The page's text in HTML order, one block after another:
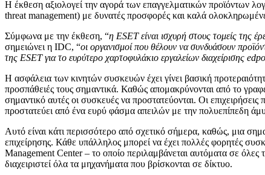
Η έκθεση αξιολογεί την αγορά των επαγγελματικών προϊόντων
threat management) με δυνατές προσφορές και καλά
Σύμφωνα με την έκθεση, “η ESETείναι ισχυρή στους τομείς της
σημειώνει η IDC, “οι οργανισμοί που θέλουν να συνδυάσουν
της ESETγια το ευρύτερο χαρτοφυλάκιο εργαλείων διαχείρισης
Η ασφάλεια των κινητών συσκευών έχει γίνει βασική
προσπάθειές τους σημαντικά. Καθώς απομακρύνονται από το
σημαντικό αυτές οι συσκευές να προστατεύονται. Οι
προστατεύει από ένα ευρύ φάσμα απειλών με την πολυεπίπεδη
Αυτό είναι κάτι περισσότερο από σχετικό σήμερα, καθώς, μια
επιχείρησης. Κάθε υπάλληλος μπορεί να έχει πολλές φορητές
Management Center – το οποίο περιλαμβάνεται αυτόματα σε όλες
διαχειριστεί όλα τα μηχανήματα που βρίσκονται σε δίκτυο.